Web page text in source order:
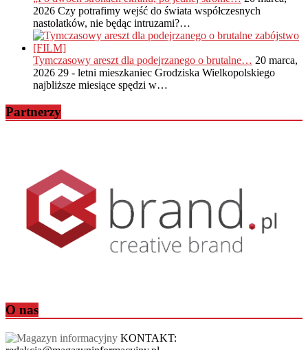
2026 Czy potrafimy wejść do świata współczesnych
nastolatków, nie będąc intruzami?…
Tymczasowy areszt dla podejrzanego o brutalne… 20 marca,
2026 29 - letni mieszkaniec Grodziska Wielkopolskiego
najbliższe miesiące spędzi w…
Partnerzy
O nas
KONTAKT: